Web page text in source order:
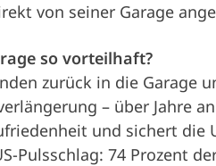
von seiner Garage
so vorteilhaft?
zurück in die Garage
– über Jahre
und sichert die
Pulsschlag: 74 Prozent